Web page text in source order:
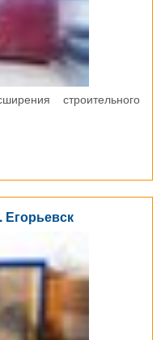
строительного
Егорьевск